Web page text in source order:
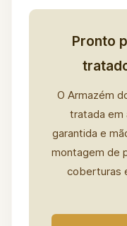
Pronto
O Armazém
tratada em
garantida e
montagem de
coberturas